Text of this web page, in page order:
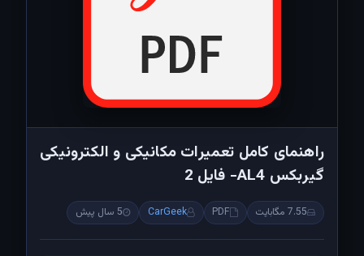
راهنمای کامل تعمیرات مکانیکی و الکترونیکی
گیربکس AL4- فایل 2
7.55 مگابایت PDF
CarGeek 5 سال پیش